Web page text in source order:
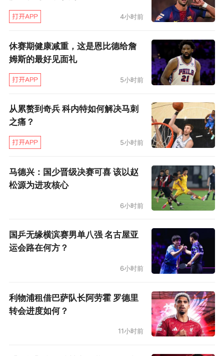
大精神寄托所在。当看到巴列卡诺的主场巴列卡
斯球场时，你无法想象这是一支在西甲立足多
年，还有机会争夺欧战冠军的球队，俱乐部主场
与周围的居民楼一样破旧，迄今为止都没有开放
线上售票渠道，甚至有的时候这座球场的更衣室
还没有热水供应。当看到巴列卡诺球员们在还比
本赛季一场场欧战赛场的胜利，时不时还能给皇
马巴萨这样的巨人上一课，这已经很不可思议。
哦，还有件事，巴列卡斯球场一面看台迄今还没
4小时前
休赛期健康减重，这是恩比德给詹
姆斯的最好见面礼
5小时前
从累赘到奇兵 科内特如何解决马刺
之痛？
5小时前
马德兴：国少晋级决赛可喜 该以赵
松源为进攻核心
6小时前
国乒无缘横滨赛男单八强 名古屋亚
运会路在何方？
6小时前
利物浦租借巴萨队长阿劳霍 罗德里
转会进度如何？
11小时前